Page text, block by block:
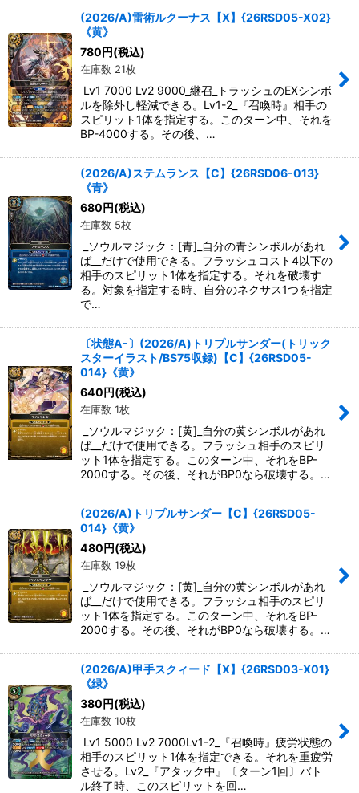
(2026/A)雷術ルクーナス【X】{26RSD05-X02}
《黄》
780円(税込)
在庫数 21枚
Lv1 7000 Lv2 9000_継召_トラッシュのEXシンボ
ルを除外し軽減できる。Lv1-2_『召喚時』相手の
スピリット1体を指定する。このターン中、それを
BP-4000する。その後、…
(2026/A)ステムランス【C】{26RSD06-013}
《青》
680円(税込)
在庫数 5枚
_ソウルマジック：[青]_自分の青シンボルがあれ
ば__だけで使用できる。フラッシュコスト4以下の
相手のスピリット1体を指定する。それを破壊す
る。対象を指定する時、自分のネクサス1つを指定
で…
〔状態A-〕(2026/A)トリプルサンダー(トリック
スターイラスト/BS75収録)【C】{26RSD05-
014}《黄》
640円(税込)
在庫数 1枚
_ソウルマジック：[黄]_自分の黄シンボルがあれ
ば__だけで使用できる。フラッシュ相手のスピリ
ット1体を指定する。このターン中、それをBP-
2000する。その後、それがBP0なら破壊する。…
(2026/A)トリプルサンダー【C】{26RSD05-
014}《黄》
480円(税込)
在庫数 19枚
_ソウルマジック：[黄]_自分の黄シンボルがあれ
ば__だけで使用できる。フラッシュ相手のスピリ
ット1体を指定する。このターン中、それをBP-
2000する。その後、それがBP0なら破壊する。…
(2026/A)甲手スクィード【X】{26RSD03-X01}
《緑》
380円(税込)
在庫数 10枚
Lv1 5000 Lv2 7000Lv1-2_『召喚時』疲労状態の
相手のスピリット1体を指定できる。それを重疲労
させる。Lv2_『アタック中』〔ターン1回〕バト
ル終了時、このスピリットを回…